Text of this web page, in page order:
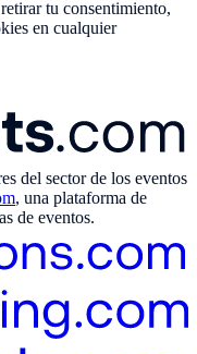
tu consentimiento,
en cualquier
del sector de los eventos
, una plataforma de
de eventos.